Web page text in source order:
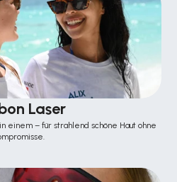
Laser
einem – für strahlend schöne Haut ohne